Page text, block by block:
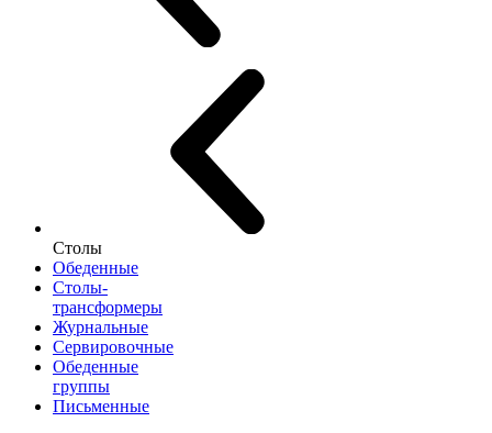
Столы
Обеденные
Столы-
трансформеры
Журнальные
Сервировочные
Обеденные
группы
Письменные